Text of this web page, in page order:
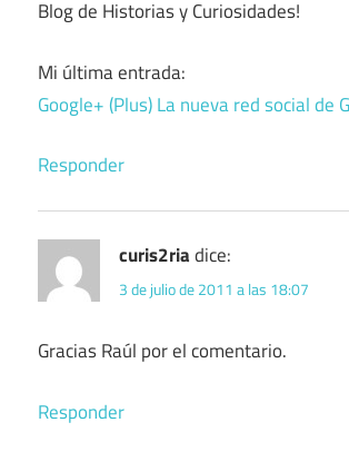
Blog de Historias y Curiosidades!
Mi última entrada:
Google+ (Plus) La nueva red social de
Responder
curis2riadice:
3 de julio de 2011 a las 18:07
Gracias Raúl por el comentario.
Responder